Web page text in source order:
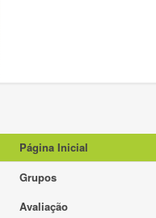
Página Inicial
Grupos
Avaliação